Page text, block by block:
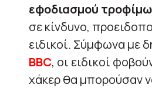
εφοδιασμού
σε κίνδυνο,
ειδικοί. Σύμφωνα με
BBC, οι ειδικοί
χάκερ θα μπορούσαν